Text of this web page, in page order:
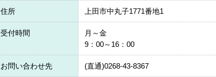
住所 上田市中丸子1771番地1
受付時間
月～金
9：00～16：00
お問い合わせ先 (直通)0268-43-8367